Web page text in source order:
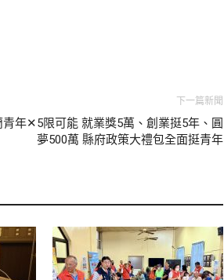
下一篇新聞
青年✕5限可能 就業獎5萬、創業挺5年、圓
夢500萬 縣府政策大禮包全面挺青年